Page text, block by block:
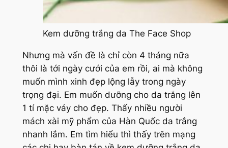
Kem dưỡng trắng da The Face Shop
Nhưng mà vấn đề là chỉ còn 4 tháng nữa
thôi là tới ngày cưới của em rồi, ai mà không
muốn mình xinh đẹp lộng lẫy trong ngày
trọng đại. Em muốn dưỡng cho da trắng lên
1 tí mặc váy cho đẹp. Thấy nhiều người
mách xài mỹ phẩm của Hàn Quốc da trắng
nhanh lắm. Em tìm hiểu thì thấy trên mạng